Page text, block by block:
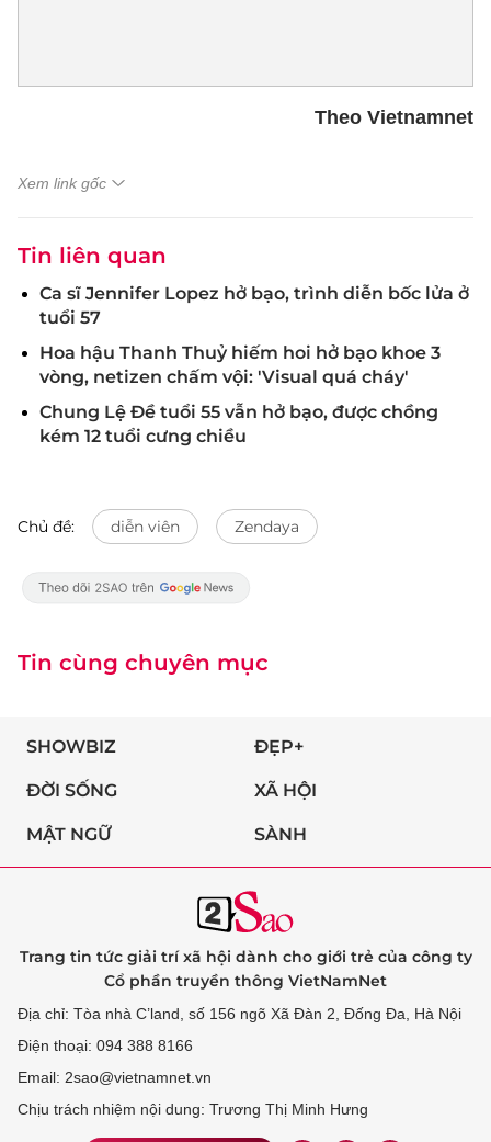
Theo Vietnamnet
Xem link gốc
Tin liên quan
Ca sĩ Jennifer Lopez hở bạo, trình diễn bốc lửa ở
tuổi 57
Hoa hậu Thanh Thuỷ hiếm hoi hở bạo khoe 3
vòng, netizen chấm vội: 'Visual quá cháy'
Chung Lệ Đề tuổi 55 vẫn hở bạo, được chồng
kém 12 tuổi cưng chiều
Chủ đề: diễn viên Zendaya
Tin cùng chuyên mục
SHOWBIZ ĐẸP+
ĐỜI SỐNG XÃ HỘI
MẬT NGỮ SÀNH
Trang tin tức giải trí xã hội dành cho giới trẻ của công ty
Cổ phần truyền thông VietNamNet
Địa chỉ: Tòa nhà C’land, số 156 ngõ Xã Đàn 2, Đống Đa, Hà Nội
Điện thoại: 094 388 8166
Email: 2sao@vietnamnet.vn
Chịu trách nhiệm nội dung: Trương Thị Minh Hưng